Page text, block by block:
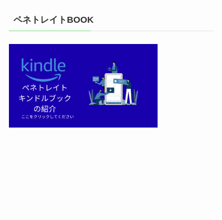
ペネトレイトBOOK